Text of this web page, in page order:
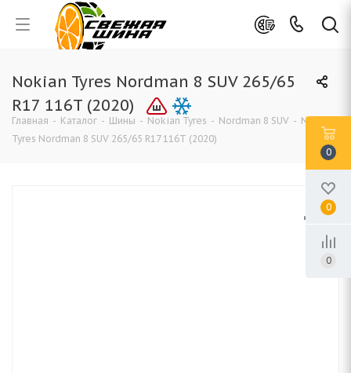
Nokian Tyres Nordman 8 SUV 265/65
R17 116T (2020)
Главная - Каталог - Шины - Nokian Tyres - Nordman 8 SUV - Nokian
Tyres Nordman 8 SUV 265/65 R17 116T (2020)
0
0
0